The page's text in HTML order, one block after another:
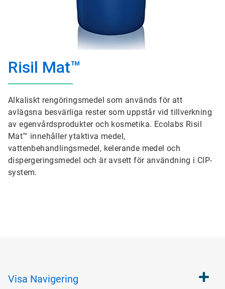
Risil Mat™
Alkaliskt rengöringsmedel som används för att
avlägsna besvärliga rester som uppstår vid tillverkning
av egenvårdsprodukter och kosmetika. Ecolabs Risil
Mat™ innehåller ytaktiva medel,
vattenbehandlingsmedel, kelerande medel och
dispergeringsmedel och är avsett för användning i CIP-
system.
Visa Navigering